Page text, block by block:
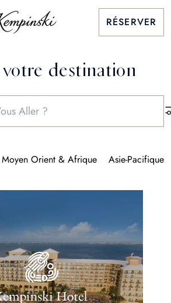
RÉSERVER
votre destination
Moyen Orient & Afrique Asie-Pacifique